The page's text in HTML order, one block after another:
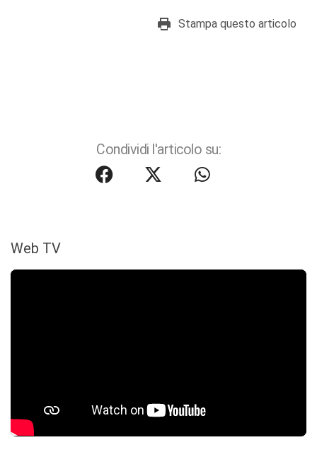
Stampa questo articolo
Condividi l'articolo su:
Web TV